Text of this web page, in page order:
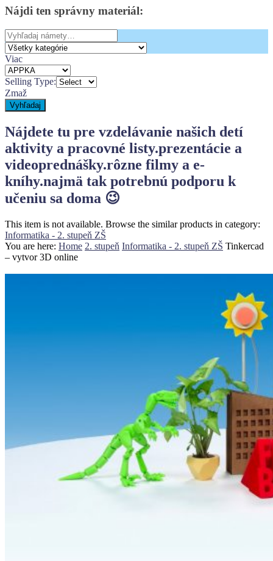
Panel
Nájdi ten správny materiál:
Search
for:
Viac
Selling Type:
Zmaž
Vyhľadaj
Nájdete tu pre vzdelávanie našich detí
aktivity a pracovné listy.prezentácie a
videoprednášky.rôzne filmy a e-
kníhy.najmä tak potrebnú podporu k
učeniu sa doma 😉
This item is not available. Browse the similar products in category:
Informatika - 2. stupeň ZŠ
You are here: Home 2. stupeň Informatika - 2. stupeň ZŠ Tinkercad
– vytvor 3D online